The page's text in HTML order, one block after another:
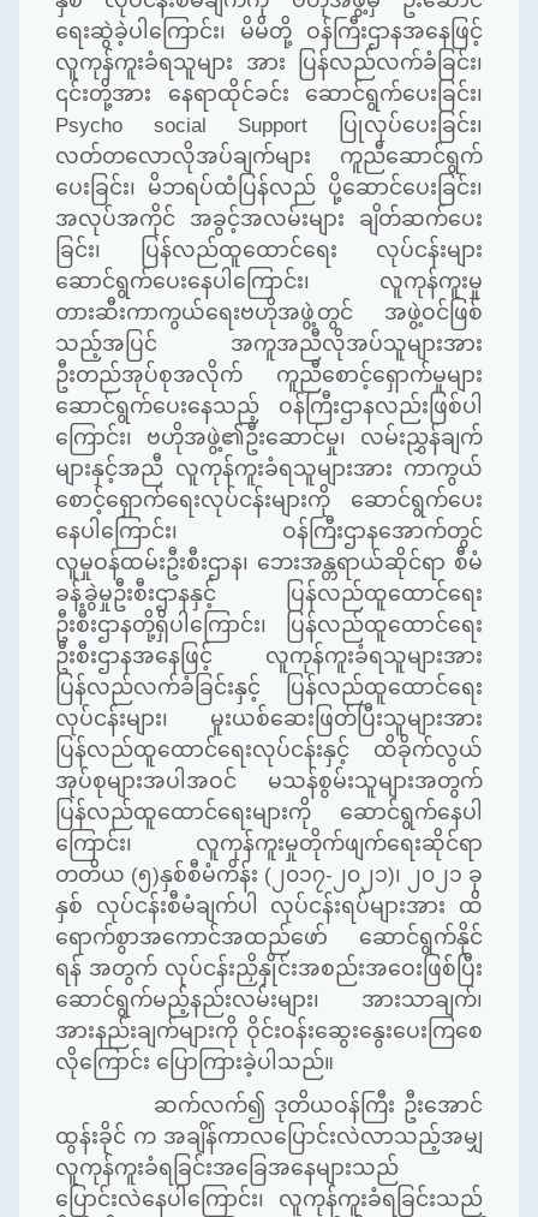
ရေးဆွဲခဲ့ပါကြောင်း၊ မိမိတို့ ဝန်ကြီးဌာနအနေဖြင့်
လူကုန်ကူးခံရသူများ အား ပြန်လည်လက်ခံခြင်း၊
၎င်းတို့အား နေရာထိုင်ခင်း ဆောင်ရွက်ပေးခြင်း၊
Psycho social Support ပြုလုပ်ပေးခြင်း၊
လတ်တလောလိုအပ်ချက်များ ကူညီဆောင်ရွက်
ပေးခြင်း၊ မိဘရပ်ထံပြန်လည် ပို့ဆောင်ပေးခြင်း၊
အလုပ်အကိုင် အခွင့်အလမ်းများ ချိတ်ဆက်ပေး
ခြင်း၊ ပြန်လည်ထူထောင်ရေး လုပ်ငန်းများ
ဆောင်ရွက်ပေးနေပါကြောင်း၊ လူကုန်ကူးမှု
တားဆီးကာကွယ်ရေးဗဟိုအဖွဲ့တွင် အဖွဲ့ဝင်ဖြစ်
သည့်အပြင် အကူအညီလိုအပ်သူများအား
ဦးတည်အုပ်စုအလိုက် ကူညီစောင့်ရှောက်မှုများ
ဆောင်ရွက်ပေးနေသည့် ဝန်ကြီးဌာနလည်းဖြစ်ပါ
ကြောင်း၊ ဗဟိုအဖွဲ့၏ဦးဆောင်မှု၊ လမ်းညွှန်ချက်
များနှင့်အညီ လူကုန်ကူးခံရသူများအား ကာကွယ်
စောင့်ရှောက်ရေးလုပ်ငန်းများကို ဆောင်ရွက်ပေး
နေပါကြောင်း၊ ဝန်ကြီးဌာနအောက်တွင်
လူမှုဝန်ထမ်းဦးစီးဌာန၊ ဘေးအန္တရာယ်ဆိုင်ရာ စီမံ
ခန့်ခွဲမှုဦးစီးဌာနနှင့် ပြန်လည်ထူထောင်ရေး
ဦးစီးဌာနတို့ရှိပါကြောင်း၊ ပြန်လည်ထူထောင်ရေး
ဦးစီးဌာနအနေဖြင့် လူကုန်ကူးခံရသူများအား
ပြန်လည်လက်ခံခြင်းနှင့် ပြန်လည်ထူထောင်ရေး
လုပ်ငန်းများ၊ မူးယစ်ဆေးဖြတ်ပြီးသူများအား
ပြန်လည်ထူထောင်ရေးလုပ်ငန်းနှင့် ထိခိုက်လွယ်
အုပ်စုများအပါအဝင် မသန်စွမ်းသူများအတွက်
ပြန်လည်ထူထောင်ရေးများကို ဆောင်ရွက်နေပါ
ကြောင်း၊ လူကုန်ကူးမှုတိုက်ဖျက်ရေးဆိုင်ရာ
တတိယ (၅)နှစ်စီမံကိန်း (၂၀၁၇-၂၀၂၁)၊ ၂၀၂၁ ခု
နှစ် လုပ်ငန်းစီမံချက်ပါ လုပ်ငန်းရပ်များအား ထိ
ရောက်စွာအကောင်အထည်ဖော် ဆောင်ရွက်နိုင်
ရန် အတွက် လုပ်ငန်းညှိနှိုင်းအစည်းအဝေးဖြစ်ပြီး
ဆောင်ရွက်မည့်နည်းလမ်းများ၊ အားသာချက်၊
အားနည်းချက်များကို ဝိုင်းဝန်းဆွေးနွေးပေးကြစေ
လိုကြောင်း ပြောကြားခဲ့ပါသည်။
ဆက်လက်၍ ဒုတိယဝန်ကြီး ဦးအောင်
ထွန်းခိုင် က အချိန်ကာလပြောင်းလဲလာသည့်အမျှ
လူကုန်ကူးခံရခြင်းအခြေအနေများသည်
ပြောင်းလဲနေပါကြောင်း၊ လူကုန်ကူးခံရခြင်းသည်